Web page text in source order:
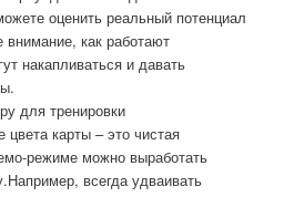
оценить реальный потенциал
как работают
накапливаться и давать
для тренировки
цвета карты – это чистая
режиме можно выработать
всегда удваивать